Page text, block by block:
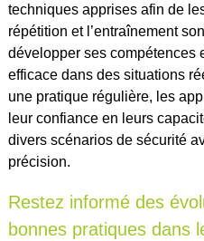
techniques apprises afin de
répétition et l’entraînement
développer ses compétences
efficace dans des situations
une pratique régulière, les
leur confiance en leurs
divers scénarios de sécurité
précision.
Restez informé des
bonnes pratiques dans